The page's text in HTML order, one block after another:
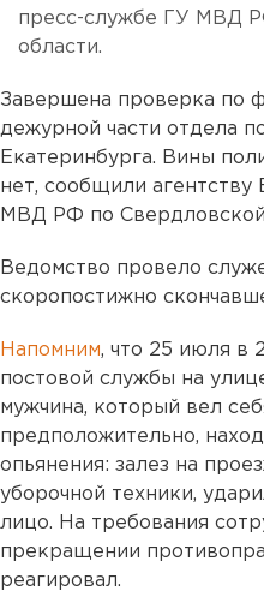
пресс-службе ГУ МВД
области.
Завершена проверка по
дежурной части отдела
Екатеринбурга. Вины
нет, сообщили
МВД РФ по Свердловской
Ведомство провело
скоропостижно
Напомним, что 25 июля в
постовой службы на
мужчина, который вел
предположительно,
опьянения: залез на
уборочной техники,
лицо. На требования
прекращении
реагировал.